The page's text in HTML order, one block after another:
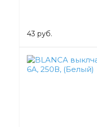
43 руб.